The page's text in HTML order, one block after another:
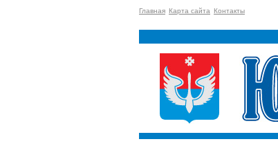
Главная Карта сайта Контакты